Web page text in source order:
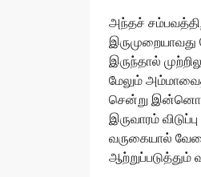
அந்தச்
இருந்தால்
மேலும்
சென்று
இருவாரம்
வருகையால்